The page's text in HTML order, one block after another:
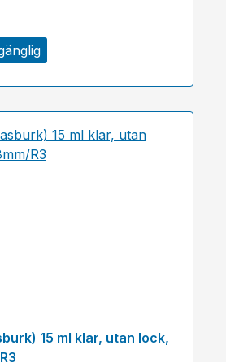
betyg på 5 av 5 stjärnor
15 ml klar, utan lock,